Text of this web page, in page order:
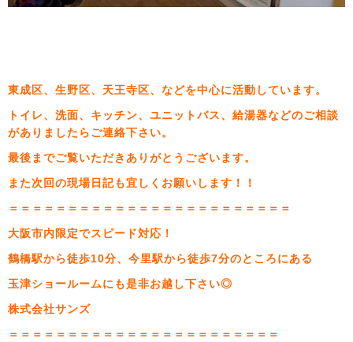
東成区、生野区、天王寺区、などを中心に活動しています。
トイレ、洗面、キッチン、ユニットバス、給湯器などのご相談
がありましたらご連絡下さい。
最後までご覧いただきありがとうございます。
また次回の現場日記も宜しくお願いします！！
＝＝＝＝＝＝＝＝＝＝＝＝＝＝＝＝＝＝＝＝＝＝＝＝
大阪市内限定でスピード対応！
鶴橋駅から徒歩10分、今里駅から徒歩7分のところにある
玉津ショールームにも是非お越し下さい◎
株式会社サンズ
＝＝＝＝＝＝＝＝＝＝＝＝＝＝＝＝＝＝＝＝＝＝＝